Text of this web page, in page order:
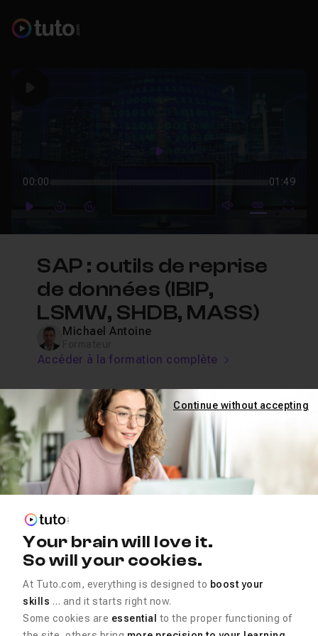
Play
00:00 01:49
PlayForwardForward mute video
Subtitles
SAP : outils de reprise
de données (IBIP,
LSMW, SHDB, MASS)
Michael Antoine
Accéder à la formation complète